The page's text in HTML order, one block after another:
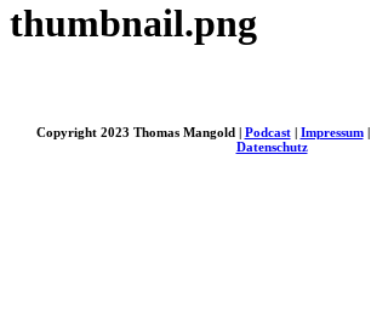
thumbnail.png
Copyright 2023 Thomas Mangold | Podcast| Impressum|
Datenschutz